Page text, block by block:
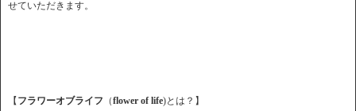
せていただきます。
【 フラワーオブライフ （flower of life)とは？】